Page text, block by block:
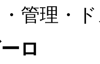
管理・
ロ